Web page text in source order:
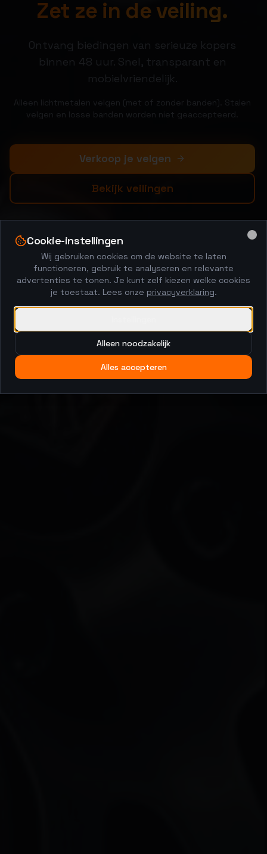
Zet ze in de veiling.
Ontvang biedingen van serieuze kopers
binnen 48 uur. Snel, transparant en
mobielvriendelijk.
Alleen lichtmetalen velgen (met of zonder banden). Stalen
velgen en losse banden worden niet geaccepteerd.
Verkoop je velgen
Bekijk veilingen
Cookie-instellingen
Wij gebruiken cookies om de website te laten
functioneren, gebruik te analyseren en relevante
advertenties te tonen. Je kunt zelf kiezen welke cookies
je toestaat. Lees onze privacyverklaring.
Alleen noodzakelijk
Alles accepteren